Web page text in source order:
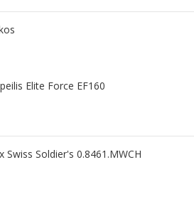
Elite Force EF160
Swiss Soldier's 0.8461.MWCH